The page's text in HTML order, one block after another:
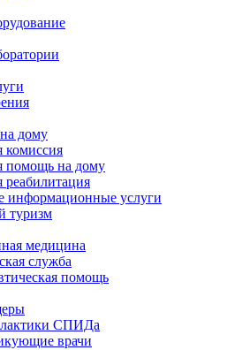
дому
помощь на дому
информационные услуги
туризм
медицина
служба
помощь
СПИДа
врачи